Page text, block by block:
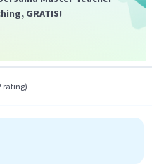
GRATIS!
rating)